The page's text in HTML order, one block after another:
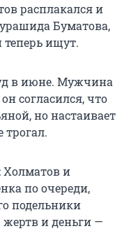
расплакался и
Буматова,
теперь ищут.
в июне. Мужчина
согласился, что
но настаивает
трогал.
Холматов и
по очереди,
подельники
и деньги —